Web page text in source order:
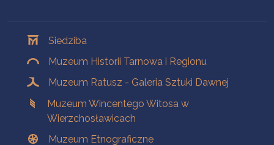
Siedziba
Muzeum Historii Tarnowa i Regionu
Muzeum Ratusz - Galeria Sztuki Dawnej
Muzeum Wincentego Witosa w
Wierzchosławicach
Muzeum Etnograficzne